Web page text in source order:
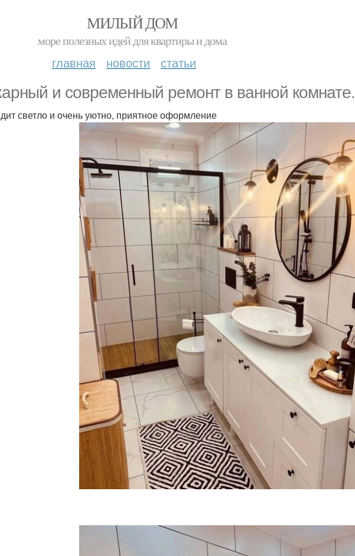
МИЛЫЙ ДОМ
море полезных идей для квартиры и дома
главная новости статьи
и современный ремонт в ванной комнате.
светло и очень уютно, приятное оформление